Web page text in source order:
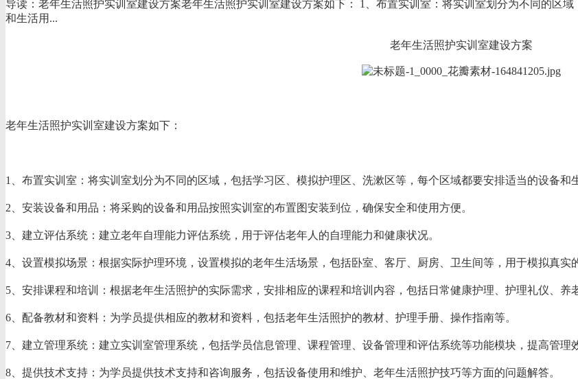
导读：老年生活照护实训室建设方案老年生活照护实训室建设方案如下： 1、布置实训室：将实训室划分为不同的区
和生活用...
老年生活照护实训室建设方案
老年生活照护实训室建设方案如下：
1、 布置实训室：将实训室划分为不同的区域，包括学习区、模拟护理区、洗漱区等，每个区域都要安排适当的设备和
2、 安装设备和用品：将采购的设备和用品按照实训室的布置图安装到位，确保安全和使用方便。
3、 建立评估系统：建立老年自理能力评估系统，用于评估老年人的自理能力和健康状况。
4、 设置模拟场景：根据实际护理环境，设置模拟的老年生活场景，包括卧室、客厅、厨房、卫生间等，用于模拟真实
5、 安排课程和培训：根据老年生活照护的实际需求，安排相应的课程和培训内容，包括日常健康护理、护理礼仪、养
6、 配备教材和资料：为学员提供相应的教材和资料，包括老年生活照护的教材、护理手册、操作指南等。
7、 建立管理系统：建立实训室管理系统，包括学员信息管理、课程管理、设备管理和评估系统等功能模块，提高管理
8、 提供技术支持：为学员提供技术支持和咨询服务，包括设备使用和维护、老年生活照护技巧等方面的问题解答。